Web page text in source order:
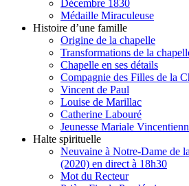
Décembre 1830
Médaille Miraculeuse
Histoire d’une famille
Origine de la chapelle
Transformations de la
Chapelle en ses détails
Compagnie des Filles de la
Vincent de Paul
Louise de Marillac
Catherine Labouré
Jeunesse Mariale
Halte spirituelle
Neuvaine à Notre-Dame de
(2020) en direct à 18h30
Mot du Recteur